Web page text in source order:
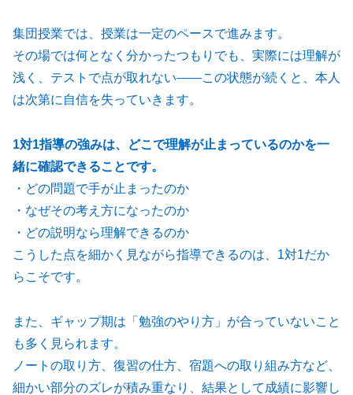
集団授業では、授業は一定のペースで進みます。
その場では何となく分かったつもりでも、実際には理解が
浅く、テストで点が取れない――この状態が続くと、本人
は次第に自信を失っていきます。
1対1指導の強みは、どこで理解が止まっているのかを一
緒に確認できることです。
・どの問題で手が止まったのか
・なぜその考え方になったのか
・どの説明なら理解できるのか
こうした点を細かく見ながら指導できるのは、1対1だか
らこそです。
また、ギャップ期は「勉強のやり方」が合っていないこと
も多く見られます。
ノートの取り方、復習の仕方、宿題への取り組み方など、
細かい部分のズレが積み重なり、結果として成績に影響し